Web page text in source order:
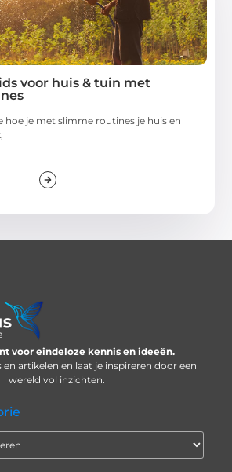
voor huis & tuin met
hoe je met slimme routines je huis en
voor eindeloze kennis en ideeën.
en artikelen en laat je inspireren door een
wereld vol inzichten.